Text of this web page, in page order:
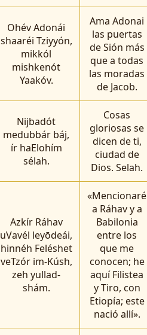
Ohév Adonái
shaaréi Tziyyón,
mikkól
mishkenót
Yaakóv.
Ama Adonai
las puertas
de Sión más
que a todas
las moradas
de Jacob.
Nijbadót
medubbár báj,
ír haElohím
sélah.
Cosas
gloriosas se
dicen de ti,
ciudad de
Dios. Selah.
Azkír Ráhav
uVavél leyōdeái,
hinnéh Feléshet
veTzór im-Kúsh,
zeh yullad-
shám.
«Mencionaré
a Ráhav y a
Babilonia
entre los
que me
conocen; he
aquí Filistea
y Tiro, con
Etiopía; este
nació allí».